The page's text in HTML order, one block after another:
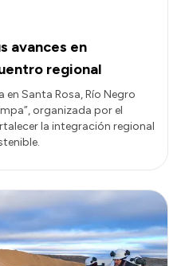
avances en
regional
Santa Rosa, Río Negro
organizada por el
la integración regional